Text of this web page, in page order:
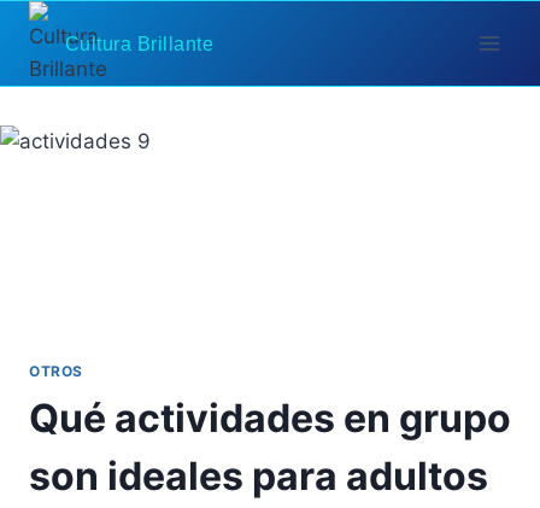
Saltar
contenido
Cultura Brillante
OTROS
Qué actividades en grupo
son ideales para adultos